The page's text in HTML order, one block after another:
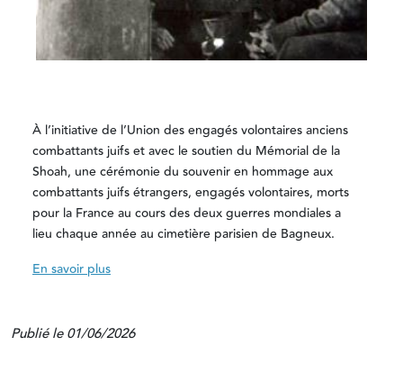
À l’initiative de l’Union des engagés volontaires anciens
combattants juifs et avec le soutien du Mémorial de la
Shoah, une cérémonie du souvenir en hommage aux
combattants juifs étrangers, engagés volontaires, morts
pour la France au cours des deux guerres mondiales a
lieu chaque année au cimetière parisien de Bagneux.
En savoir plus
Publié le 01/06/2026